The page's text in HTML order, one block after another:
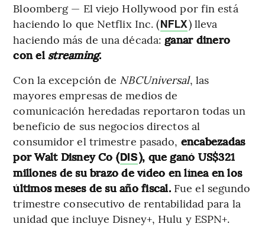
Bloomberg — El viejo Hollywood por fin está
haciendo lo que Netflix Inc. (NFLX) lleva
haciendo más de una década: ganar dinero
con el streaming.
Con la excepción de NBCUniversal, las
mayores empresas de medios de
comunicación heredadas reportaron todas un
beneficio de sus negocios directos al
consumidor el trimestre pasado, encabezadas
por Walt Disney Co (DIS), que ganó US$321
millones de su brazo de vídeo en línea en los
últimos meses de su año fiscal. Fue el segundo
trimestre consecutivo de rentabilidad para la
unidad que incluye Disney+, Hulu y ESPN+.